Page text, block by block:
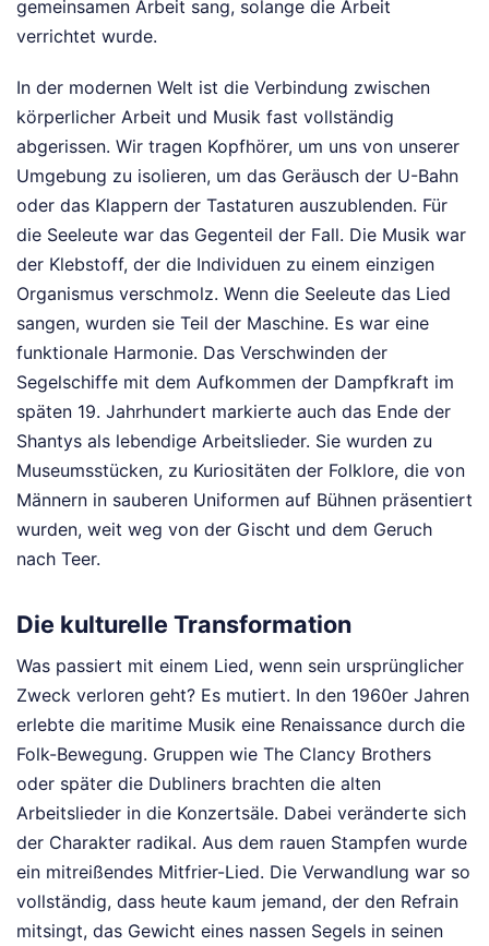
gemeinsamen Arbeit sang, solange die Arbeit
verrichtet wurde.
In der modernen Welt ist die Verbindung zwischen
körperlicher Arbeit und Musik fast vollständig
abgerissen. Wir tragen Kopfhörer, um uns von unserer
Umgebung zu isolieren, um das Geräusch der U-Bahn
oder das Klappern der Tastaturen auszublenden. Für
die Seeleute war das Gegenteil der Fall. Die Musik war
der Klebstoff, der die Individuen zu einem einzigen
Organismus verschmolz. Wenn die Seeleute das Lied
sangen, wurden sie Teil der Maschine. Es war eine
funktionale Harmonie. Das Verschwinden der
Segelschiffe mit dem Aufkommen der Dampfkraft im
späten 19. Jahrhundert markierte auch das Ende der
Shantys als lebendige Arbeitslieder. Sie wurden zu
Museumsstücken, zu Kuriositäten der Folklore, die von
Männern in sauberen Uniformen auf Bühnen präsentiert
wurden, weit weg von der Gischt und dem Geruch
nach Teer.
Die kulturelle Transformation
Was passiert mit einem Lied, wenn sein ursprünglicher
Zweck verloren geht? Es mutiert. In den 1960er Jahren
erlebte die maritime Musik eine Renaissance durch die
Folk-Bewegung. Gruppen wie The Clancy Brothers
oder später die Dubliners brachten die alten
Arbeitslieder in die Konzertsäle. Dabei veränderte sich
der Charakter radikal. Aus dem rauen Stampfen wurde
ein mitreißendes Mitfrier-Lied. Die Verwandlung war so
vollständig, dass heute kaum jemand, der den Refrain
mitsingt, das Gewicht eines nassen Segels in seinen